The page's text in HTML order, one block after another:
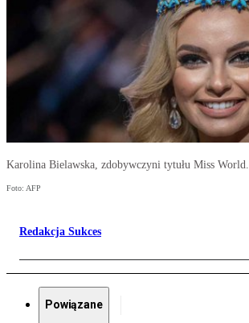
Karolina Bielawska, zdobywczyni tytułu Miss World.
Foto: AFP
Redakcja Sukces
Powiązane